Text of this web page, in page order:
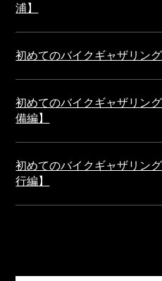
浦】
初めてのバイクギャザリン
初めてのバイクギャザリン
備編】
初めてのバイクギャザリン
行編】